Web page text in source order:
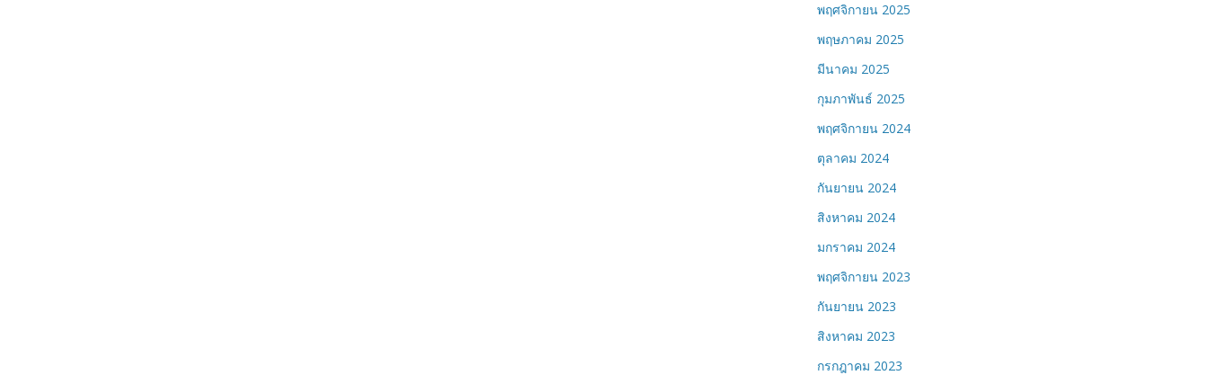
พฤศจิกายน 2025
พฤษภาคม 2025
มีนาคม 2025
กุมภาพันธ์ 2025
พฤศจิกายน 2024
ตุลาคม 2024
กันยายน 2024
สิงหาคม 2024
มกราคม 2024
พฤศจิกายน 2023
กันยายน 2023
สิงหาคม 2023
กรกฎาคม 2023